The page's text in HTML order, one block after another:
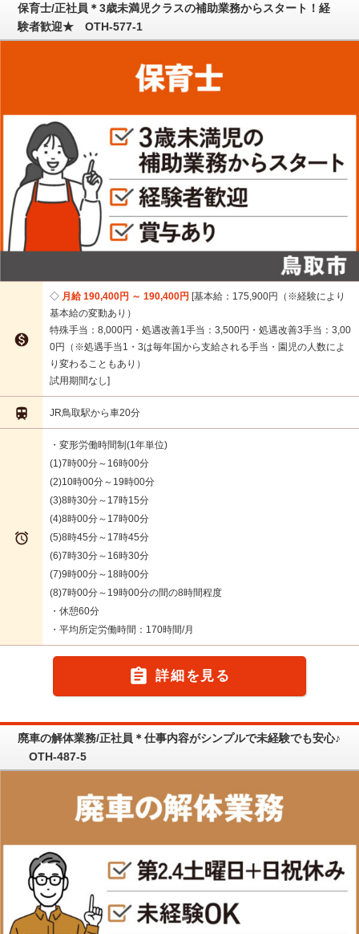
保育士/正社員＊3歳未満児クラスの補助業務からスタート！経
験者歓迎★ OTH-577-1

月給 190,400円 ～ 190,400円 基本給：175,900円（※経験により
基本給の変動あり）
特殊手当：8,000円・処遇改善1手当：3,500円・処遇改善3手当：3,00
0円（※処遇手当1・3は毎年国から支給される手当・園児の人数によ
り変わることもあり）
試用期間なし
 JR鳥取駅から車20分

・変形労働時間制(1年単位)
(1)7時00分～16時00分
(2)10時00分～19時00分
(3)8時30分～17時15分
(4)8時00分～17時00分
(5)8時45分～17時45分
(6)7時30分～16時30分
(7)9時00分～18時00分
(8)7時00分～19時00分の間の8時間程度
・休憩60分
・平均所定労働時間：170時間/月
 詳細を見る
廃車の解体業務/正社員＊仕事内容がシンプルで未経験でも安心♪
OTH-487-5